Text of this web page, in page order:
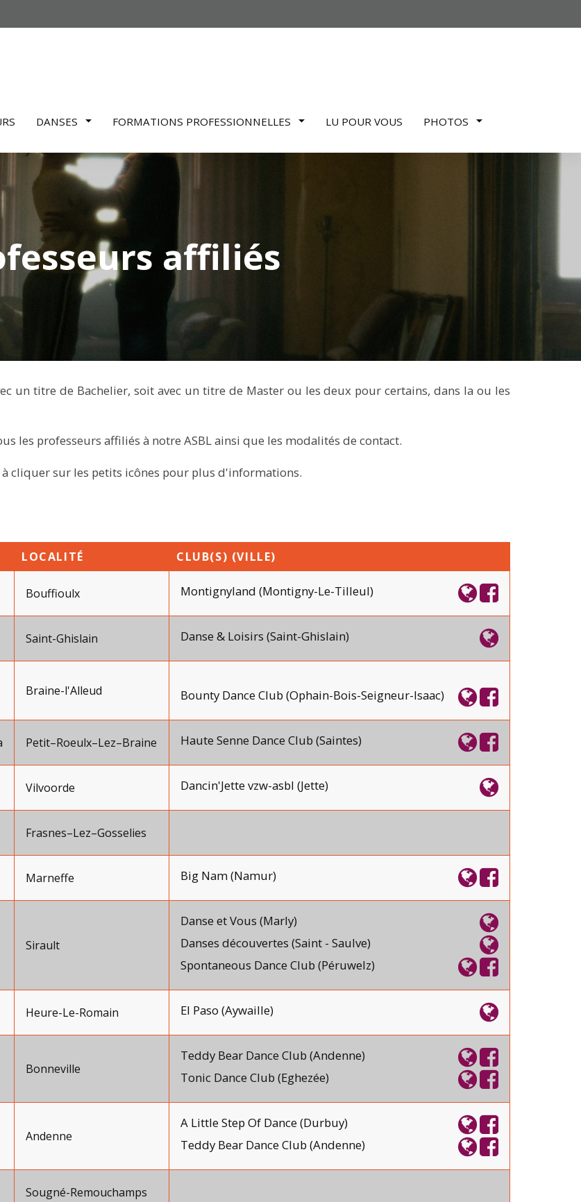
DANSES FORMATIONS PROFESSIONNELLES LU POUR VOUS PHOTOS
affiliés
un titre de Bachelier, soit avec un titre de Master ou les deux pour certains, dans la ou les
les professeurs affiliés à notre ASBL ainsi que les modalités de contact.
à cliquer sur les petits icônes pour plus d'informations.
LOCALITÉ CLUB(S) (VILLE)
Bouffioulx Montignyland (Montigny-Le-Tilleul)
Saint-Ghislain Danse & Loisirs (Saint-Ghislain)
Braine-l'Alleud Bounty Dance Club (Ophain-Bois-Seigneur-Isaac)
Petit–Roeulx–Lez–Braine Haute Senne Dance Club (Saintes)
Vilvoorde Dancin'Jette vzw-asbl (Jette)
Frasnes–Lez–Gosselies
Marneffe Big Nam (Namur)
Sirault
Danse et Vous (Marly)
Danses découvertes (Saint - Saulve)
Spontaneous Dance Club (Péruwelz)
Heure-Le-Romain El Paso (Aywaille)
Bonneville
Teddy Bear Dance Club (Andenne)
Tonic Dance Club (Eghezée)
Andenne
A Little Step Of Dance (Durbuy)
Teddy Bear Dance Club (Andenne)
Sougné-Remouchamps